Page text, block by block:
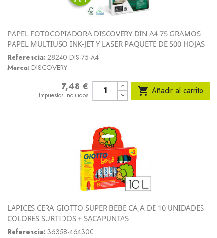
PAPEL FOTOCOPIADORA DISCOVERY DIN A4 75 GRAMOS
PAPEL MULTIUSO INK-JET Y LASER PAQUETE DE 500 HOJAS
Referencia: 28240-DIS-75-A4
Marca: DISCOVERY
7,48 €
Impuestos incluidos  Añadir al carrito
LAPICES CERA GIOTTO SUPER BEBE CAJA DE 10 UNIDADES
COLORES SURTIDOS + SACAPUNTAS
Referencia: 36358-464300